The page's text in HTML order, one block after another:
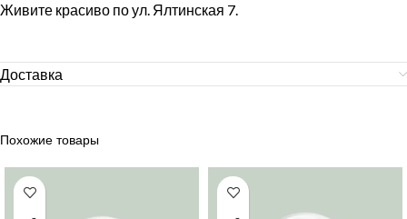
Живите красиво по ул. Ялтинская 7.
Доставка
Похожие товары